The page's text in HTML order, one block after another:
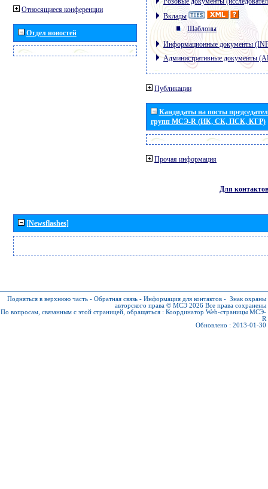
Относящиеся конференции
Отдел новостей
Вклады
Шаблоны
Информационные документы
Административные документы
Публикации
Кандидаты на посты
групп МСЭ-R (ИК, СК, ПСК, КГР)
Прочая информация
Для контактов
[Newsflashes]
Подняться в верхнюю часть - Обратная связь - Информация для контактов - Знак охраны
авторского права © МСЭ 2026 Все права сохранены
По вопросам, связанным с этой страницей, обращаться : Координатор Web-страницы МСЭ-
R
Обновлено : 2013-01-30